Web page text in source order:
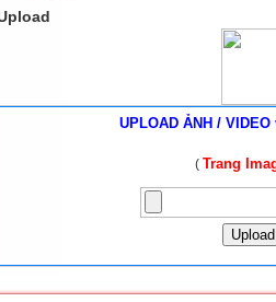
UPLOAD ẢNH /
( Trang
Upload